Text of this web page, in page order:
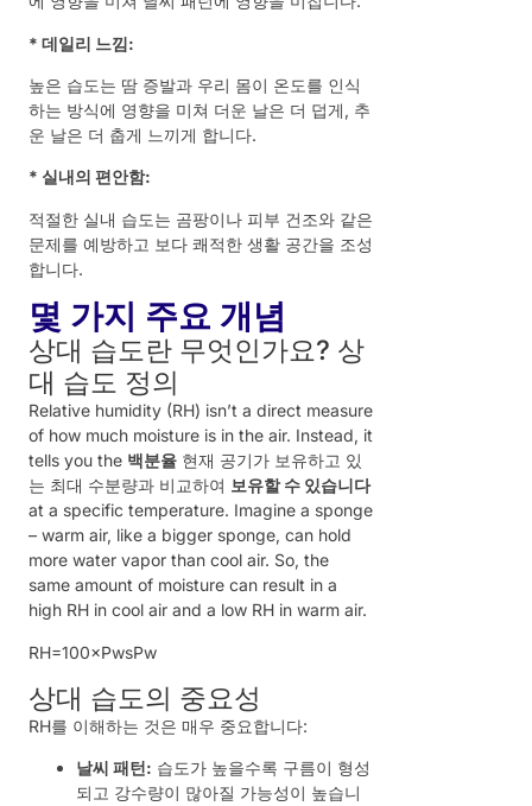
* 데일리 느낌:
높은 습도는 땀 증발과 우리 몸이 온도를 인식
하는 방식에 영향을 미쳐 더운 날은 더 덥게, 추
운 날은 더 춥게 느끼게 합니다.
* 실내의 편안함:
적절한 실내 습도는 곰팡이나 피부 건조와 같은
문제를 예방하고 보다 쾌적한 생활 공간을 조성
합니다.
몇 가지 주요 개념
상대 습도란 무엇인가요? 상
대 습도 정의
Relative humidity (RH) isn’t a direct measure
of how much moisture is in the air. Instead, it
tells you the 백분율 현재 공기가 보유하고 있
는 최대 수분량과 비교하여 보유할 수 있습니다
at a specific temperature. Imagine a sponge
– warm air, like a bigger sponge, can hold
more water vapor than cool air. So, the
same amount of moisture can result in a
high RH in cool air and a low RH in warm air.
RH=100×PwsPw
상대 습도의 중요성
RH를 이해하는 것은 매우 중요합니다:
날씨 패턴: 습도가 높을수록 구름이 형성
되고 강수량이 많아질 가능성이 높습니